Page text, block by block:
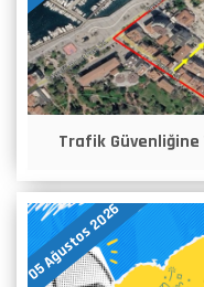
Trafik Güvenliğine
05 Ağustos 2026